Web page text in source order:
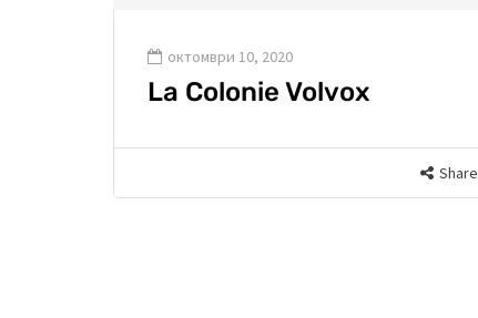
октомври 10, 2020
La Colonie Volvox
Share